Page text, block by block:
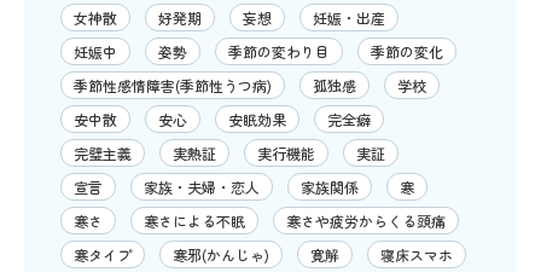
女神散
好発期 妄想
妊娠・出産
妊娠中
姿勢 季節の変わり目
季節の変化
季節性感情障害(季節性うつ病)
孤独感
学校
安中散
安心 安眠効果
完全癖
完璧主義
実熱証 実行機能
実証
宣言
家族・夫婦・恋人 家族関係
寒
寒さ
寒さによる不眠
寒さや疲労からくる頭痛
寒タイプ
寒邪(かんじゃ) 寛解
寝床スマホ